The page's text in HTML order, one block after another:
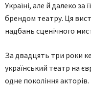
Україні, але й далеко за
брендом театру. Ця
надбань сценічного
За двадцять три роки
український театр на
одне покоління акторів.